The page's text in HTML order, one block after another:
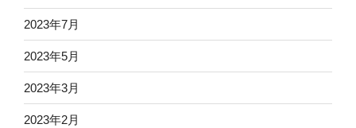
2023年7月
2023年5月
2023年3月
2023年2月